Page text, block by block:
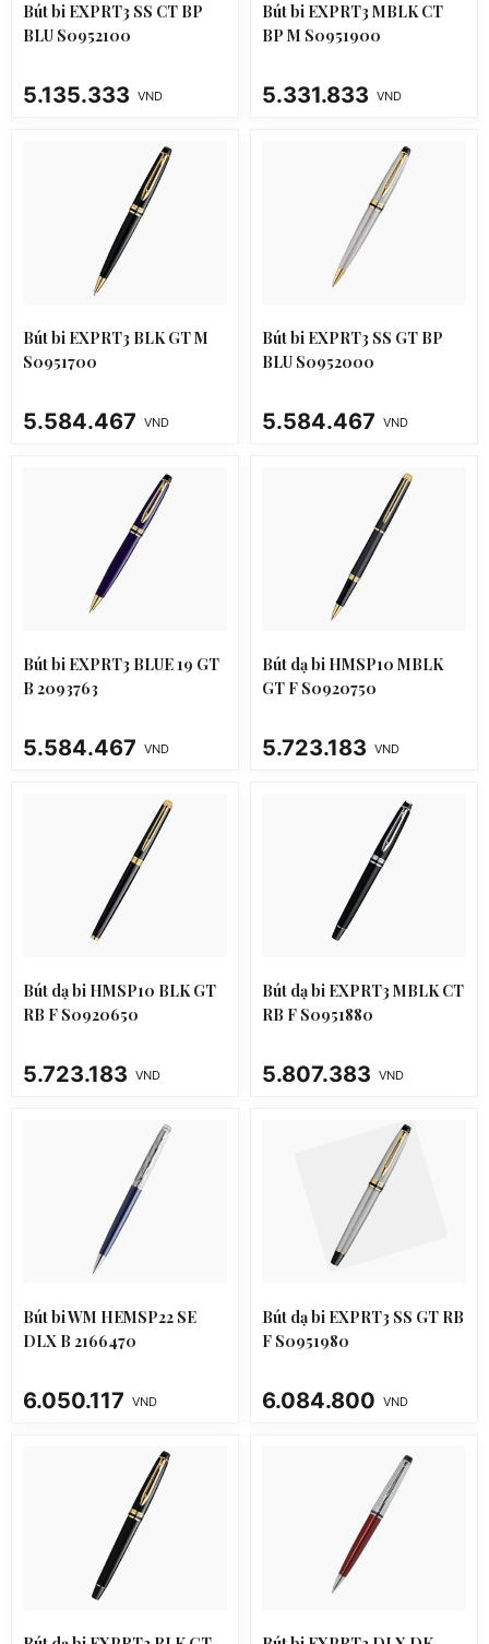
Bút bi EXPRT3 SS CT BP
BLU S0952100
5.135.333 VND
Bút bi EXPRT3 MBLK CT
BP M S0951900
5.331.833 VND
Bút bi EXPRT3 BLK GT M
S0951700
5.584.467 VND
Bút bi EXPRT3 SS GT BP
BLU S0952000
5.584.467 VND
Bút bi EXPRT3 BLUE 19 GT
B 2093763
5.584.467 VND
Bút dạ bi HMSP10 MBLK
GT F S0920750
5.723.183 VND
Bút dạ bi HMSP10 BLK GT
RB F S0920650
5.723.183 VND
Bút dạ bi EXPRT3 MBLK CT
RB F S0951880
5.807.383 VND
Bút bi WM HEMSP22 SE
DLX B 2166470
6.050.117 VND
Bút dạ bi EXPRT3 SS GT RB
F S0951980
6.084.800 VND